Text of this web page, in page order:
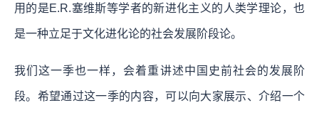
用的是E.R.塞维斯等学者的新进化主义的人类学理论，也
是一种立足于文化进化论的社会发展阶段论。
我们这一季也一样，会着重讲述中国史前社会的发展阶
段。希望通过这一季的内容，可以向大家展示、介绍一个